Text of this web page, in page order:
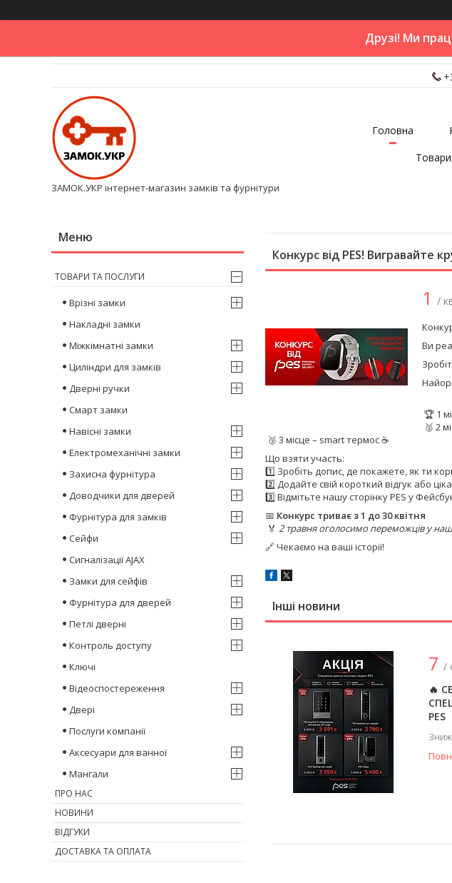
Друзі! Ми
ЗАМОК.УКР інтернет-магазин замків та фурнітури
Головна
Конкурс від PES! Вигравайте
1 /
Ви
🏆 1
🥈 2
🥉 3 місце – smart термос ☕️
Що взяти участь:
1️⃣ Зробіть допис, де покажете, як ти
2️⃣ Додайте свій короткий відгук або
3️⃣ Відмітьте нашу сторінку PES у
📅 Конкурс триває з 1 до 30 квітня
🏅 2 травня оголосимо переможців у
🔗 Чекаємо на ваші історії!
Інші новини
7/
🔥
PES
ТОВАРИ ТА ПОСЛУГИ
Врізні замки
Накладні замки
Міжкімнатні замки
Циліндри для замків
Дверні ручки
Смарт замки
Навісні замки
Електромеханічні замки
Захисна фурнітура
Доводчики для дверей
Фурнітура для замків
Сейфи
Сигналізації AJAX
Замки для сейфів
Фурнітура для дверей
Петлі дверні
Контроль доступу
Ключі
Відеоспостереження
Двері
Послуги компанії
Аксесуари для ванної
Мангали
ПРО НАС
НОВИНИ
ВІДГУКИ
ДОСТАВКА ТА ОПЛАТА